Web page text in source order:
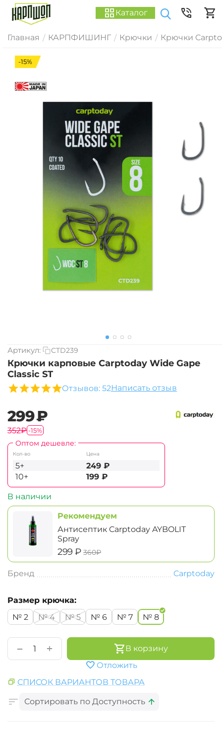
Каталог
Главная / КАРПФИШИНГ / Крючки / Крючки
-15%
Артикул: CTD239
Крючки карповые Carptoday Wide Gape
Classic ST
Отзывов: 52Написать отзыв
‍299‍₽
‍352‍₽-15%
Оптом дешевле:
Кол-во
5+
10+
Цена
249 ₽
199 ₽
В наличии
Рекомендуем
Антисептик Carptoday AYBOLIT
Spray
‍299‍ ₽ ‍360‍₽
Бренд Carptoday
Размер крючка:
№ 2
№ 4 № 5 № 6 № 7 № 8
+
−
В корзину
Отложить
СПИСОК ВАРИАНТОВ ТОВАРА
Сортировать по Доступность